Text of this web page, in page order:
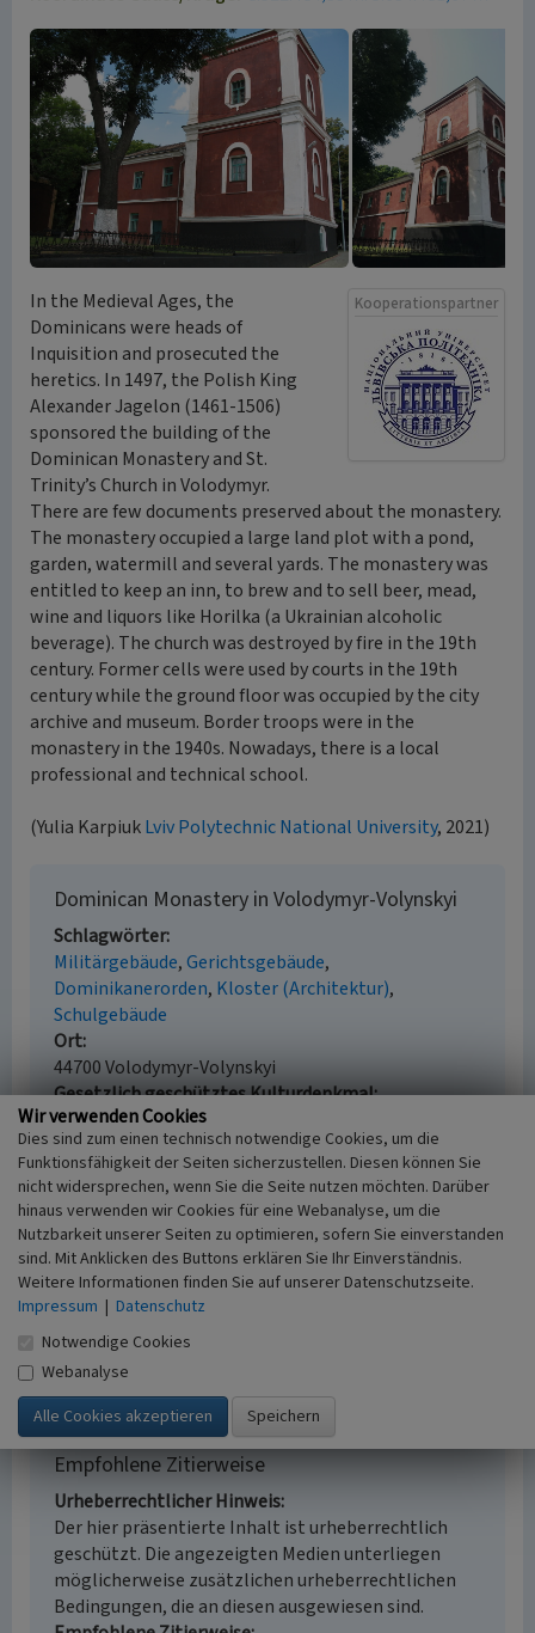
Kooperationspartner
In the Medieval Ages, the
Dominicans were heads of
Inquisition and prosecuted the
heretics. In 1497, the Polish King
Alexander Jagelon (1461-1506)
sponsored the building of the
Dominican Monastery and St.
Trinity’s Church in Volodymyr.
There are few documents preserved about the monastery.
The monastery occupied a large land plot with a pond,
garden, watermill and several yards. The monastery was
entitled to keep an inn, to brew and to sell beer, mead,
wine and liquors like Horilka (a Ukrainian alcoholic
beverage). The church was destroyed by fire in the 19th
century. Former cells were used by courts in the 19th
century while the ground floor was occupied by the city
archive and museum. Border troops were in the
monastery in the 1940s. Nowadays, there is a local
professional and technical school.
(Yulia KarpiukLviv Polytechnic National University, 2021)
Dominican Monastery in Volodymyr-Volynskyi
Schlagwörter
Militärgebäude Gerichtsgebäude
Dominikanerorden Kloster (Architektur)
Schulgebäude
Ort
44700 Volodymyr-Volynskyi
Gesetzlich geschütztes Kulturdenkmal
Kein
Fachsicht(en)
Kulturlandschaftspflege, Archäologie, Landeskunde,
Architekturgeschichte
Erfassungsmaßstab
i.d.R. 1:5.000 (größer als 1:20.000)
Erfassungsmethode
Literaturauswertung, Fernerkundung
Historischer Zeitraum
Beginn 1497
Empfohlene Zitierweise
Urheberrechtlicher Hinweis
Der hier präsentierte Inhalt ist urheberrechtlich
geschützt. Die angezeigten Medien unterliegen
möglicherweise zusätzlichen urheberrechtlichen
Bedingungen, die an diesen ausgewiesen sind.
Wir verwenden Cookies
Dies sind zum einen technisch notwendige Cookies, um die
Funktionsfähigkeit der Seiten sicherzustellen. Diesen können Sie
nicht widersprechen, wenn Sie die Seite nutzen möchten. Darüber
hinaus verwenden wir Cookies für eine Webanalyse, um die
Nutzbarkeit unserer Seiten zu optimieren, sofern Sie einverstanden
sind. Mit Anklicken des Buttons erklären Sie Ihr Einverständnis.
Weitere Informationen finden Sie auf unserer Datenschutzseite.
Impressum | Datenschutz
Notwendige Cookies
Webanalyse